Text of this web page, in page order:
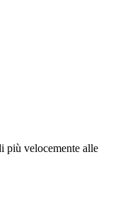
più velocemente alle